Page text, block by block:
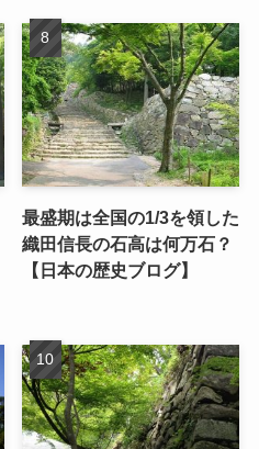
最盛期は全国の1/3を領した
織田信長の石高は何万石？
【日本の歴史ブログ】